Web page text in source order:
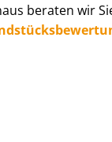
beraten wir